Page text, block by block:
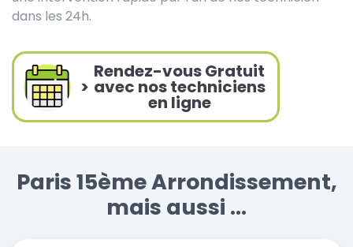
dans les 24h.
>
Rendez-vous Gratuit
avec nos techniciens
en ligne
Paris 15ème Arrondissement,
mais aussi ...